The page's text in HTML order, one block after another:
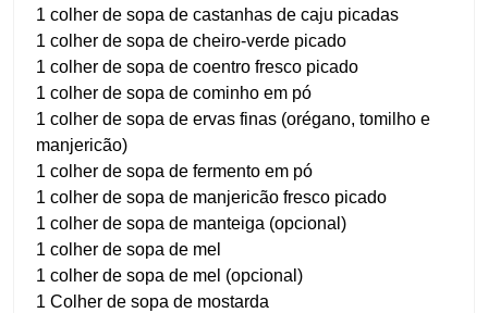
1 colher de sopa de castanhas de caju picadas
1 colher de sopa de cheiro-verde picado
1 colher de sopa de coentro fresco picado
1 colher de sopa de cominho em pó
1 colher de sopa de ervas finas (orégano, tomilho e
manjericão)
1 colher de sopa de fermento em pó
1 colher de sopa de manjericão fresco picado
1 colher de sopa de manteiga (opcional)
1 colher de sopa de mel
1 colher de sopa de mel (opcional)
1 Colher de sopa de mostarda